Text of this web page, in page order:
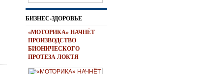
БИЗНЕС-ЗДОРОВЬЕ
«МОТОРИКА» НАЧНЁТ
ПРОИЗВОДСТВО
БИОНИЧЕСКОГО
ПРОТЕЗА ЛОКТЯ